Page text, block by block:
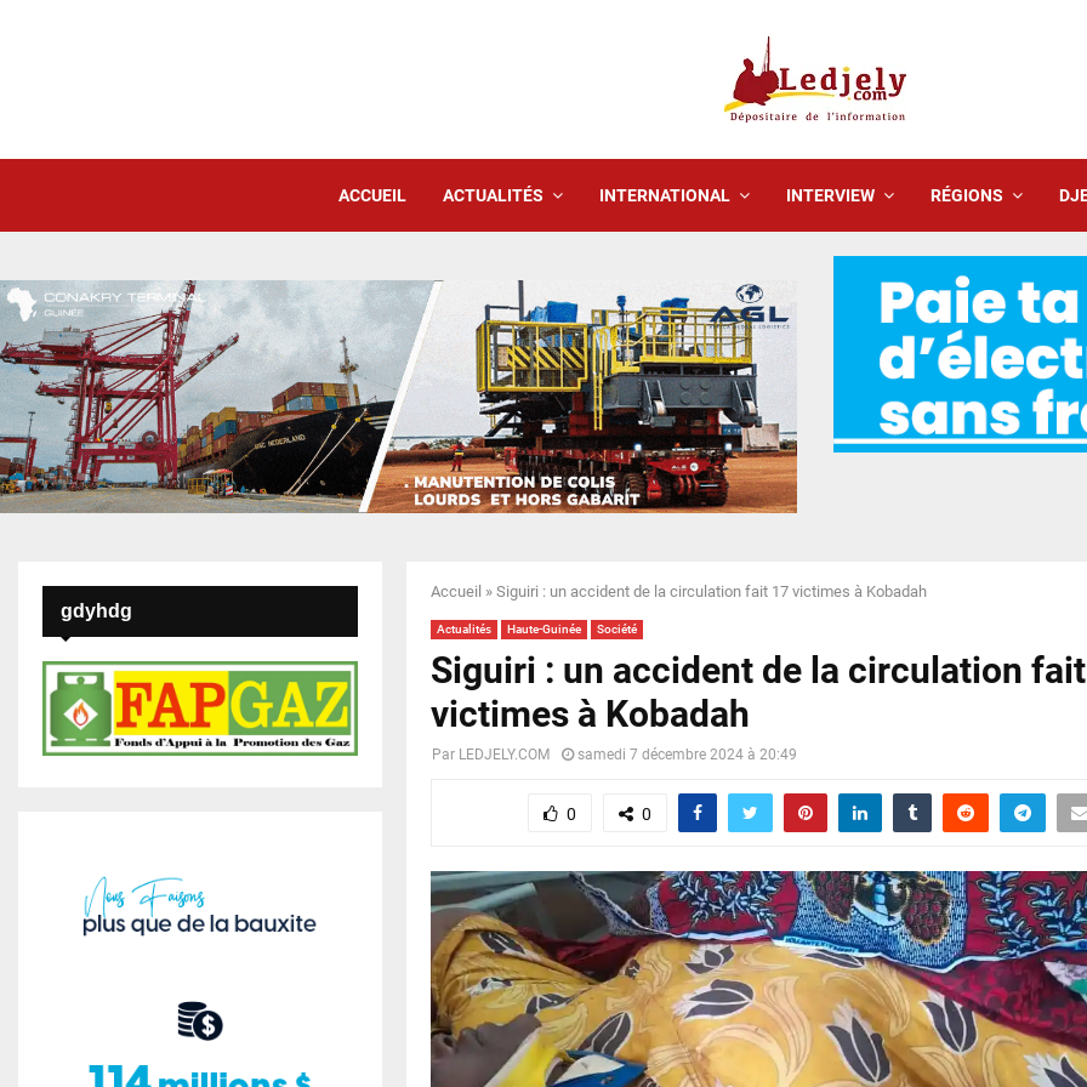
ACCUEIL ACTUALITÉS INTERNATIONAL INTERVIEW RÉGIONS
Accueil » Siguiri : un accident de la circulation fait 17 victimes à Kobadah
Actualités Haute-Guinée Société
Siguiri : un accident de la circulation
victimes à Kobadah
Par LEDJELY.COM samedi 7 décembre 2024 à 20:49
0 0
gdyhdg